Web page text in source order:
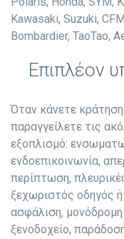
Kawasaki, Suzuki,
Bombardier, TaoTao,
Επιπλέον
Όταν κάνετε
παραγγείλετε τις
εξοπλισμό:
ενδοεπικοινωνία,
περίπτωση,
ξεχωριστός οδηγός
ασφάλιση,
ξενοδοχείο,